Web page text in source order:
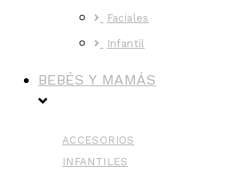
Faciales
Infantil
BEBÉS Y MAMÁS
ACCESORIOS
INFANTILES